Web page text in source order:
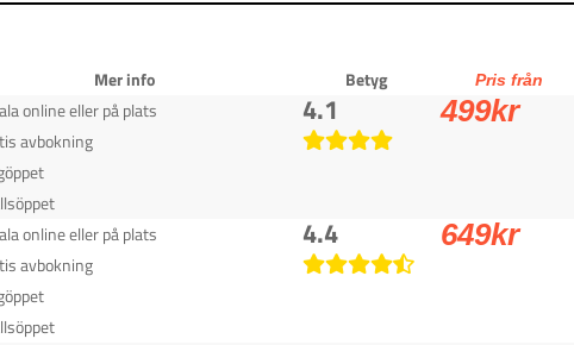
Mer info Betyg Pris från
online eller på plats
avbokning
4.1 499kr
online eller på plats
avbokning
4.4 649kr